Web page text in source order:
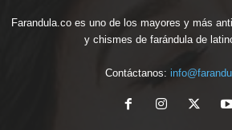
Farandula.co es uno de los mayores y más
y chismes de farándula de
Contáctanos: